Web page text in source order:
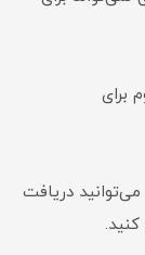
برای
دریافت